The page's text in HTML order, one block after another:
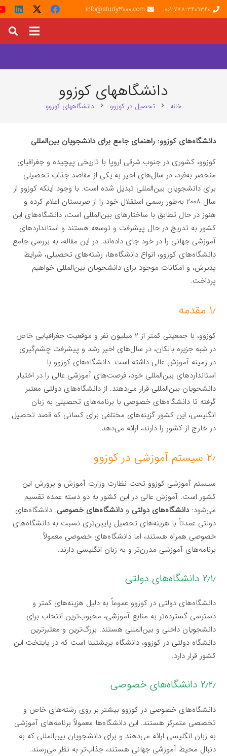
001-778-3409340
info@study3000.com
دانشگاههای کوزوو
خانه chevron_right تحصیل در کوزوو chevron_right دانشگاههای کوزوو
دانشگاه‌های کوزوو: راهنمای جامع برای دانشجویان بین‌المللی
کوزوو، کشوری در جنوب شرقی اروپا با تاریخی پیچیده و جغرافیای
منحصر به‌فرد، در سال‌های اخیر به یکی از مقاصد جذاب تحصیلی
برای دانشجویان بین‌المللی تبدیل شده است. با وجود اینکه کوزوو از
سال ۲۰۰۸ به‌طور رسمی استقلال خود را از صربستان اعلام کرده و
هنوز در حال تطابق با ساختارهای بین‌المللی است، دانشگاه‌های این
کشور به تدریج در حال پیشرفت و توسعه هستند و استانداردهای
آموزشی جهانی را در خود جای داده‌اند. در این مقاله، به بررسی جامع
دانشگاه‌های کوزوو، انواع دانشگاه‌ها، رشته‌های تحصیلی، شرایط
پذیرش، و امکانات موجود برای دانشجویان بین‌المللی خواهیم
پرداخت.
۱٫ مقدمه
کوزوو، با جمعیتی کمتر از ۲ میلیون نفر و موقعیت جغرافیایی خاص
در شبه جزیره بالکان، در سال‌های اخیر رشد و پیشرفت چشم‌گیری
در زمینه آموزش عالی داشته است. دانشگاه‌های کوزوو با
استانداردهای بین‌المللی خود، فرصت‌های آموزشی عالی را در اختیار
دانشجویان بین‌المللی قرار می‌دهند. از دانشگاه‌های دولتی معتبر
گرفته تا دانشگاه‌های خصوصی با برنامه‌های تحصیلی به زبان
انگلیسی، این کشور گزینه‌های مختلفی برای کسانی که قصد تحصیل
در خارج از کشور را دارند، ارائه می‌دهد.
۲٫ سیستم آموزشی در کوزوو
سیستم آموزشی کوزوو تحت نظارت وزارت آموزش و پرورش این
کشور است. آموزش عالی در این کشور به دو دسته عمده تقسیم
می‌شود:دانشگاه‌های دولتی ودانشگاه‌های خصوصی. دانشگاه‌های
دولتی عمدتاً با هزینه‌های تحصیل پایین‌تری نسبت به دانشگاه‌های
خصوصی همراه هستند، اما دانشگاه‌های خصوصی معمولاً
برنامه‌های آموزشی مدرن‌تر و به زبان انگلیسی دارند.
۲٫۱٫ دانشگاه‌های دولتی
دانشگاه‌های دولتی در کوزوو عموماً به دلیل هزینه‌های کمتر و
دسترسی گسترده‌تر به منابع آموزشی، محبوب‌ترین انتخاب برای
دانشجویان داخلی و بین‌المللی هستند. بزرگ‌ترین و معتبرترین
دانشگاه دولتی در کوزوو، دانشگاه پریشتینا است که در پایتخت این
کشور قرار دارد.
۲٫۲٫ دانشگاه‌های خصوصی
دانشگاه‌های خصوصی در کوزوو بیشتر بر روی رشته‌های خاص و
تخصصی متمرکز هستند. این دانشگاه‌ها معمولاً برنامه‌های آموزشی
به زبان انگلیسی ارائه می‌دهند و برای دانشجویان بین‌المللی که به
دنبال محیط آموزشی جهانی هستند، جذاب‌تر به نظر می‌رسند.